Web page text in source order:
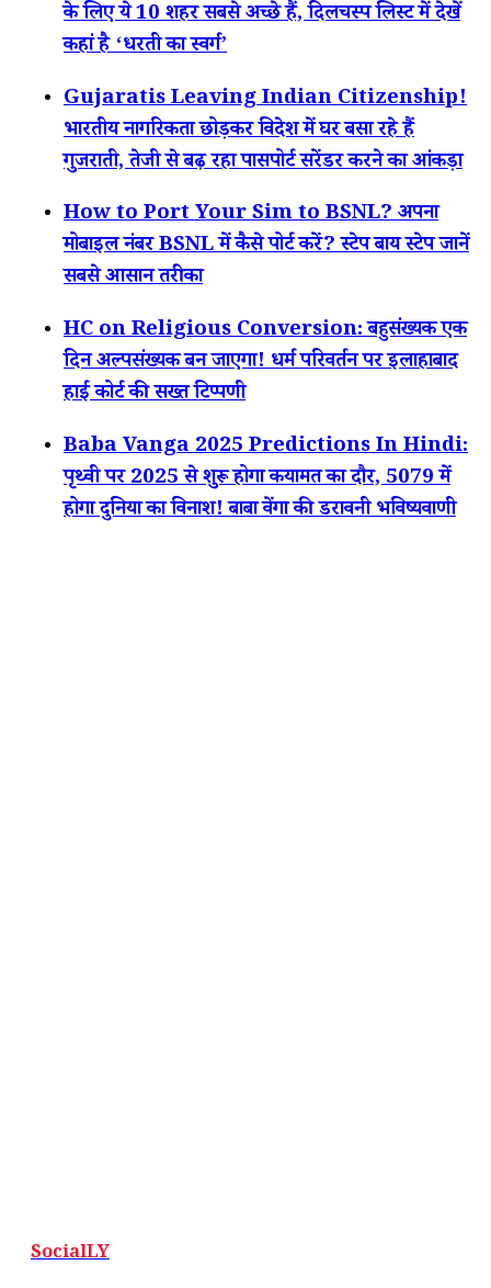
के लिए ये 10 शहर सबसे अच्छे हैं, दिलचस्प लिस्ट में देखें
कहां है ‘धरती का स्वर्ग’
Gujaratis Leaving Indian Citizenship!
भारतीय नागरिकता छोड़कर विदेश में घर बसा रहे हैं
गुजराती, तेजी से बढ़ रहा पासपोर्ट सरेंडर करने का आंकड़ा
How to Port Your Sim to BSNL? अपना
मोबाइल नंबर BSNL में कैसे पोर्ट करें? स्टेप बाय स्टेप जानें
सबसे आसान तरीका
HC on Religious Conversion: बहुसंख्यक एक
दिन अल्पसंख्यक बन जाएगा! धर्म परिवर्तन पर इलाहाबाद
हाई कोर्ट की सख्त टिप्पणी
Baba Vanga 2025 Predictions In Hindi:
पृथ्वी पर 2025 से शुरू होगा कयामत का दौर, 5079 में
होगा दुनिया का विनाश! बाबा वेंगा की डरावनी भविष्यवाणी
SocialLY